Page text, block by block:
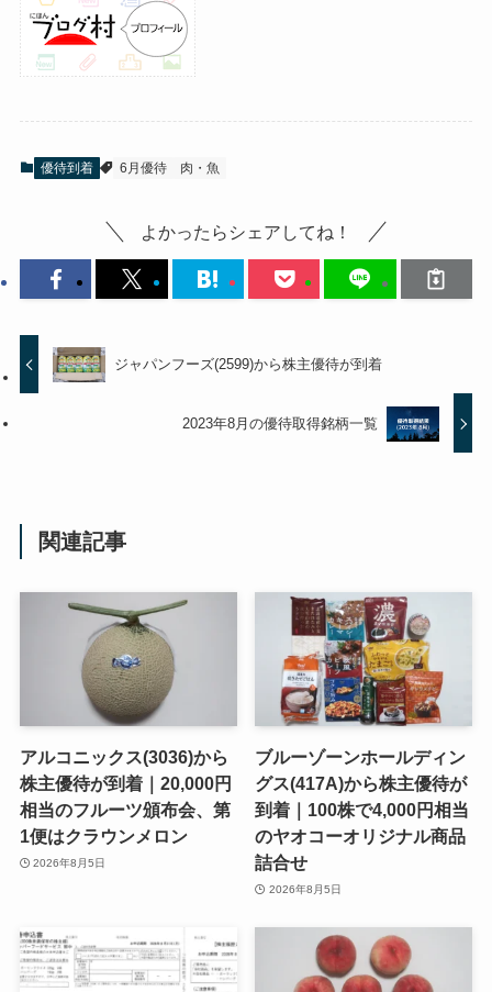
優待到着 6月優待 肉・魚
よかったらシェアしてね！
ジャパンフーズ(2599)から株主優待が到着
2023年8月の優待取得銘柄一覧
関連記事
アルコニックス(3036)から
株主優待が到着｜20,000円
相当のフルーツ頒布会、第
1便はクラウンメロン
2026年8月5日
ブルーゾーンホールディン
グス(417A)から株主優待が
到着｜100株で4,000円相当
のヤオコーオリジナル商品
詰合せ
2026年8月5日